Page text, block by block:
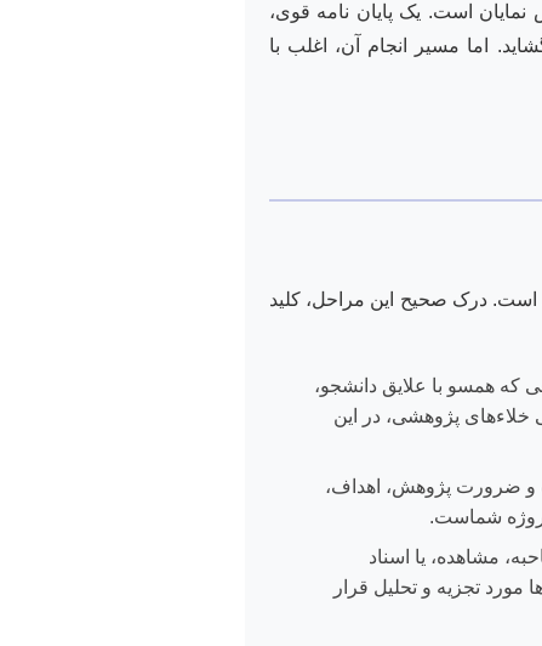
است. یک پایان نامه قوی،
اما مسیر انجام آن، اغلب با
است. درک صحیح این مراحل، کلید
که همسو با علایق دانشجو،
خلاءهای پژوهشی، در این
و ضرورت پژوهش، اهداف،
شماست.
مشاهده، یا اسناد
تجزیه و تحلیل قرار